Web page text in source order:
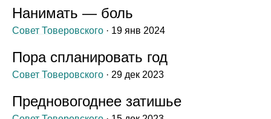
Нанимать — боль
Совет Товеровского · 19 янв 2024
Пора спланировать год
Совет Товеровского · 29 дек 2023
Предновогоднее затишье